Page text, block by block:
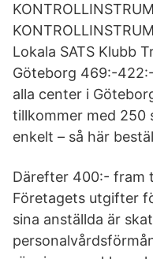
Lokala SATS Klubb
Göteborg 469:-
alla center i
tillkommer med 250
enkelt – så här
Därefter 400:- fram
Företagets utgifter
sina anställda är